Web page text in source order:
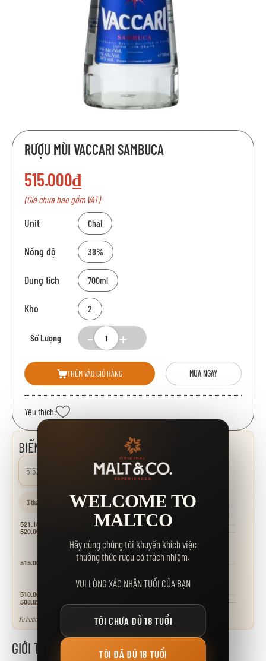
RƯỢU MÙI VACCARI SAMBUCA
515.000₫
(Giá chưa bao gồm VAT)
Unit Chai
Nồng độ 38%
Dung tích 700ml
Kho 2
Số Lượng
THÊM VÀO GIỎ HÀNG MUA NGAY
Yêu thích:
Chuyển
đến
hình
BIẾN ĐỘNG GIÁ
515.000 đ
3 tháng 6 tháng 1 năm
Xu hướng tham khảo - neo theo các mốc giá niêm yết.
GIỚI THIỆU
WELCOME TO
MALTCO
Hãy cùng chúng tôi khuyến khích việc
thưởng thức rượu có trách nhiệm.
VUI LÒNG XÁC NHẬN TUỔI CỦA BẠN
TÔI CHƯA ĐỦ 18 TUỔI
TÔI ĐÃ ĐỦ 18 TUỔI